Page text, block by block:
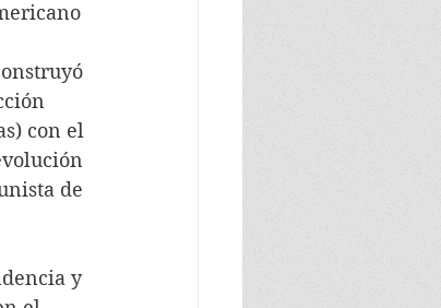
con el
de
y